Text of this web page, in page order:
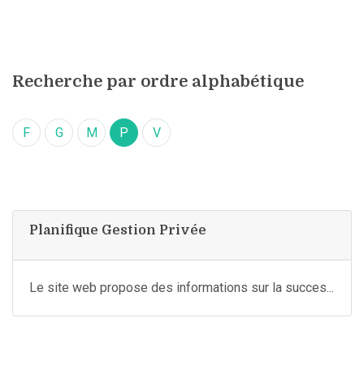
Recherche par ordre alphabétique
F G M P V
Planifique Gestion Privée
Le site web propose des informations sur la succes...